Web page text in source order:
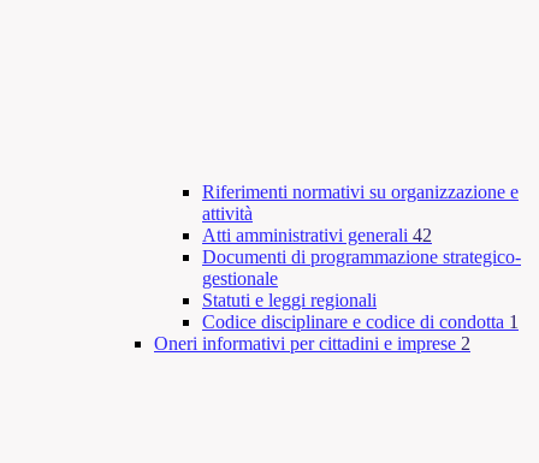
Riferimenti normativi su organizzazione e
attività
Atti amministrativi generali 42
Documenti di programmazione strategico-
gestionale
Statuti e leggi regionali
Codice disciplinare e codice di condotta 1
Oneri informativi per cittadini e imprese 2